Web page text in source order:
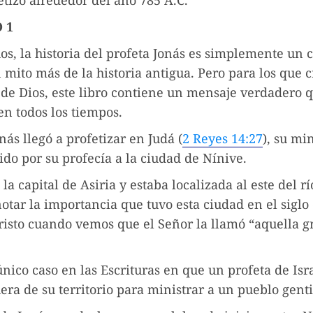
1
la historia del profeta Jonás es simplemente un
mito más de la historia antigua. Pero para los que
Dios, este libro contiene un mensaje verdadero
todos los tiempos.
llegó a profetizar en Judá (2 Reyes 14:27), su
por su profecía a la ciudad de Nínive.
capital de Asiria y estaba localizada al este del
la importancia que tuvo esta ciudad en el siglo
cuando vemos que el Señor la llamó “aquella
caso en las Escrituras en que un profeta de
de su territorio para ministrar a un pueblo